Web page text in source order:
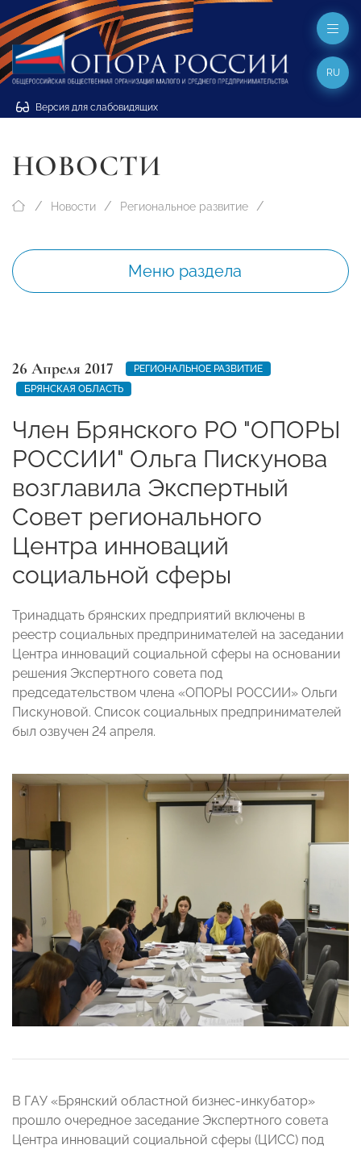
Версия для слабовидящих
RU
НОВОСТИ
Новости Региональное развитие
Меню раздела
26 Апреля 2017
РЕГИОНАЛЬНОЕ РАЗВИТИЕ
БРЯНСКАЯ ОБЛАСТЬ
Член Брянского РО "ОПОРЫ
РОССИИ" Ольга Пискунова
возглавила Экспертный
Совет регионального
Центра инноваций
социальной сферы
Тринадцать брянских предприятий включены в
реестр социальных предпринимателей на заседании
Центра инноваций социальной сферы на основании
решения Экспертного совета под
председательством члена «ОПОРЫ РОССИИ» Ольги
Пискуновой. Список социальных предпринимателей
был озвучен 24 апреля.
В ГАУ «Брянский областной бизнес-инкубатор»
прошло очередное заседание Экспертного совета
Центра инноваций социальной сферы (ЦИСС) под